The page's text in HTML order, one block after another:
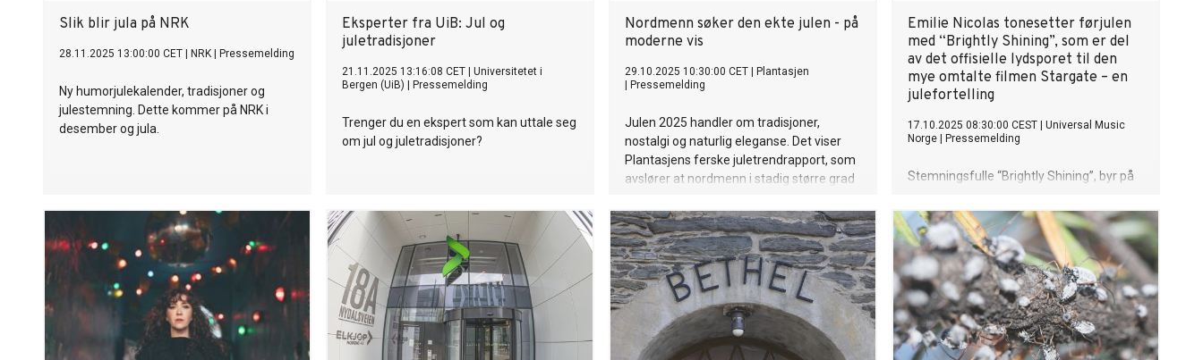
hverdagen for mange er blitt tøffere. For
oss handler dette om å sørge for at barn
– ikke bare til jul, men hele året», sier
Marthe Øyangen, initiativtaker og
Slik blir jula på NRK
28.11.2025 13:00:00 CET NRK Pressemelding
Ny humorjulekalender, tradisjoner og
julestemning. Dette kommer på NRK i
desember og jula.
Eksperter fra UiB: Jul og
juletradisjoner
21.11.2025 13:16:08 CET
Universitetet i
Bergen (UiB)
Pressemelding
Trenger du en ekspert som kan uttale seg
om jul og juletradisjoner?
Nordmenn søker den ekte julen - på
moderne vis
29.10.2025 10:30:00 CET
Plantasjen
Pressemelding
Julen 2025 handler om tradisjoner,
nostalgi og naturlig eleganse. Det viser
Plantasjens ferske juletrendrapport, som
avslører at nordmenn i stadig større grad
både når det gjelder juleblomster, dekor
og juletre.
Emilie Nicolas tonesetter førjulen
med “Brightly Shining”, som er del
av det offisielle lydsporet til den
mye omtalte filmen Stargate – en
julefortelling
17.10.2025 08:30:00 CEST
Universal Music
Norge
Pressemelding
Stemningsfulle “Brightly Shining”, byr på
umiskjennelige tilstedeværelse i
kombinasjon med en tidløs og moderne
produksjon. Låten slippes i dag, samtidig
som førjulsfilmen har premiere. “Brightly
Shining” er en rørende og vakker låt, der
Emilies karakteristiske stemme, både
sårbar og kraftfull, kombineres med en
tidløs og moderne produksjon. Hør låten